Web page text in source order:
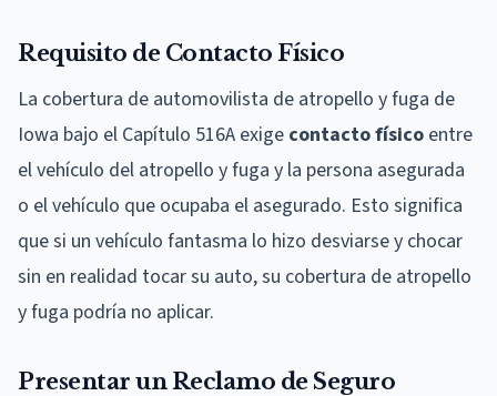
Requisito de Contacto Físico
La cobertura de automovilista de atropello y fuga de
Iowa bajo el Capítulo 516A exige contacto físico entre
el vehículo del atropello y fuga y la persona asegurada
o el vehículo que ocupaba el asegurado. Esto significa
que si un vehículo fantasma lo hizo desviarse y chocar
sin en realidad tocar su auto, su cobertura de atropello
y fuga podría no aplicar.
Presentar un Reclamo de Seguro